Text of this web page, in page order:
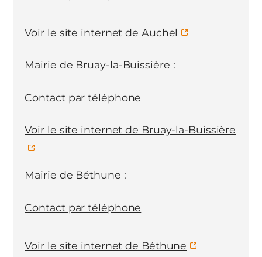
Voir le site internet de Auchel
Mairie de Bruay-la-Buissière :
Contact par téléphone
Voir le site internet de Bruay-la-Buissière
Mairie de Béthune :
Contact par téléphone
Voir le site internet de Béthune